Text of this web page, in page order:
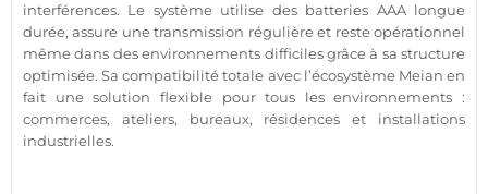
interférences. Le systèmeutilise des batteries AAA longue
durée, assure unetransmission régulière et reste opérationnel
même dans des environnements difficiles grâce à sa structure
optimisée. Sa compatibilité totale avec l’écosystème Meian en
fait une solution flexible pour tous les environnements :
commerces, ateliers, bureaux, résidences et installations
industrielles.